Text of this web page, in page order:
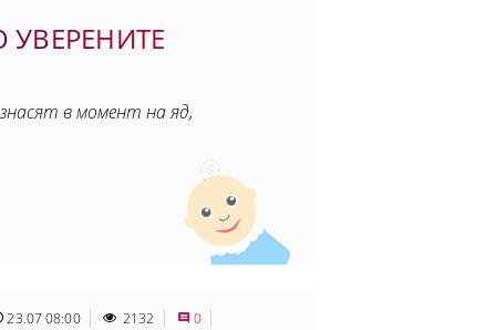
УВЕРЕНИТЕ
в момент на яд,
23.07 08:00 2132 0